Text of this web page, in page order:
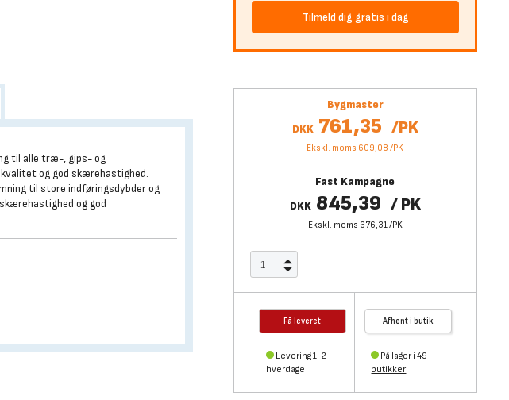
Tilmeld dig gratis i dag
Bygmaster
DKK 761,35 /PK
Ekskl. moms 609,08 /PK
Fast Kampagne
DKK 845,39 /PK
Ekskl. moms 676,31/PK
Få leveret
Levering 1-2
hverdage
Afhent i butik
På lager i49
butikker
til alle træ-, gips- og
og god skærehastighed.
til store indføringsdybder og
og god